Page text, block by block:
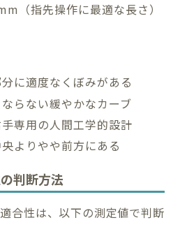
（指先操作に最適な長さ）
に適度なくぼみがある
らない緩やかなカーブ
専用の人間工学的設計
よりやや前方にある
判断方法
合性は、以下の測定値で判断